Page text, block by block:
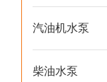
汽油机水泵
柴油水泵